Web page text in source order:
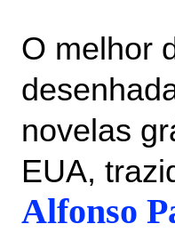
O melhor
novelas
EUA,
Alfonso